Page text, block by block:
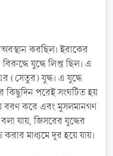
করছিল। ইরাকের
যুদ্ধে লিপ্ত ছিল। এ
(সেতুর) যুদ্ধ। এ যুদ্ধে
কিছুদিন পরেই সংঘটিত হয়
বরণ করে এবং মুসলমানগণ
যায়, জিসরের যুদ্ধের
মাধ্যমে দূর হয়ে যায়।